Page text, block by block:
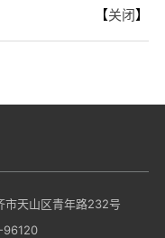
【关闭】
市天山区青年路232号
96120